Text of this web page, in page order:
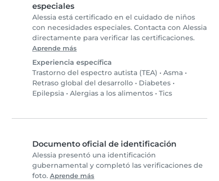
especiales
Alessia está certificado en el cuidado de niños
con necesidades especiales. Contacta con Alessia
directamente para verificar las certificaciones.
Aprende más
Experiencia específica
Trastorno del espectro autista (TEA) • Asma •
Retraso global del desarrollo • Diabetes •
Epilepsia • Alergias a los alimentos • Tics
Documento oficial de identificación
Alessia presentó una identificación
gubernamental y completó las verificaciones de
foto. Aprende más